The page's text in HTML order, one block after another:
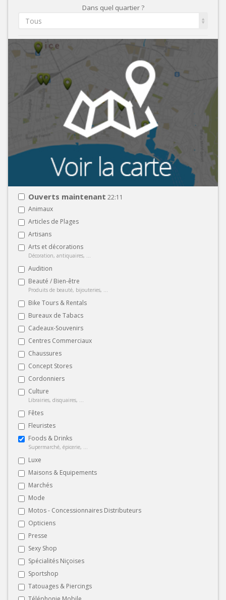
Dans quel quartier ?
Tous
Ouverts maintenant 22:11
Animaux
Articles de Plages
Artisans
Arts et décorations
Décoration, antiquaires, ...
Audition
Beauté / Bien-être
Produits de beauté, bijouteries, ...
Bike Tours & Rentals
Bureaux de Tabacs
Cadeaux-Souvenirs
Centres Commerciaux
Chaussures
Concept Stores
Cordonniers
Culture
Librairies, disquaires, ...
Fêtes
Fleuristes
Foods & Drinks
Supermarché, épicerie, ...
Luxe
Maisons & Equipements
Marchés
Mode
Motos - Concessionnaires Distributeurs
Opticiens
Presse
Sexy Shop
Spécialités Niçoises
Sportshop
Tatouages & Piercings